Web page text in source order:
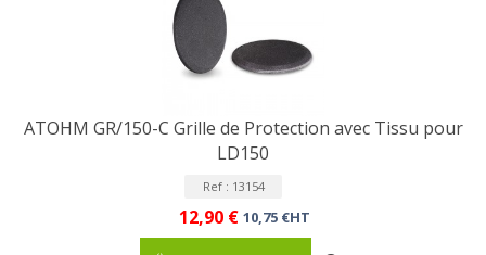
ATOHM GR/150-C Grille de Protection avec Tissu pour
LD150
Ref : 13154
12,90 € 10,75 €HT